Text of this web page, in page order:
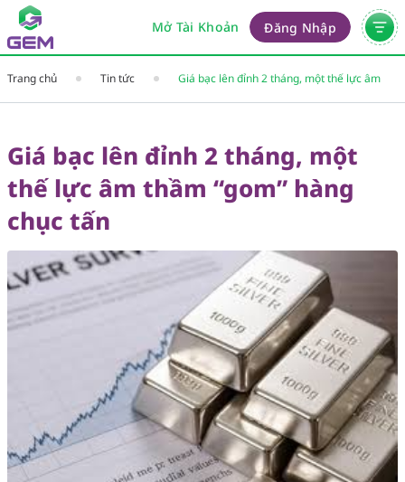
Mở Tài Khoản Đăng Nhập
Trang chủ Tin tức
Giá bạc lên đỉnh 2 tháng, một thế lực âm
Giá bạc lên đỉnh 2 tháng, một
thế lực âm thầm “gom” hàng
chục tấn